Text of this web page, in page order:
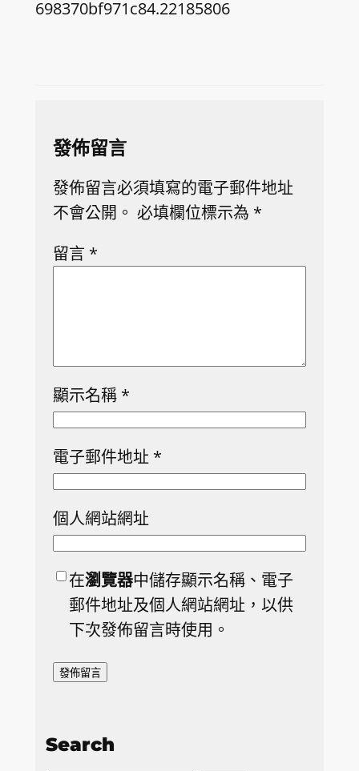
698370bf971c84.22185806
發佈留言
發佈留言必須填寫的電子郵件地址
不會公開。 必填欄位標示為 *
留言 *
顯示名稱 *
電子郵件地址 *
個人網站網址
在瀏覽器中儲存顯示名稱、電子
郵件地址及個人網站網址，以供
下次發佈留言時使用。
Search